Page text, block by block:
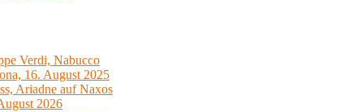
Verdi, Nabucco
16. August 2025
Ariadne auf Naxos
2026